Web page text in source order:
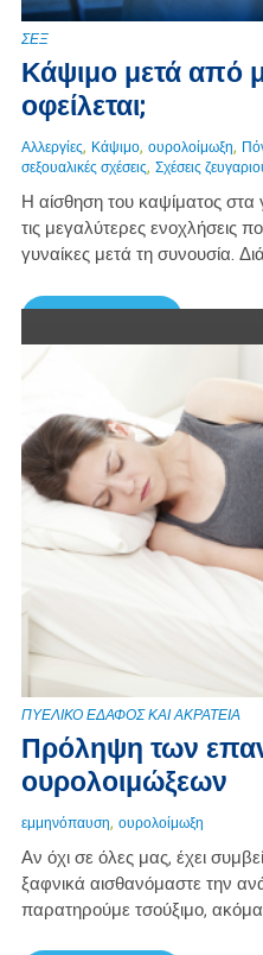
ΣΕΞ
Κάψιμο μετά από
οφείλεται;
Αλλεργίες, Κάψιμο, ουρολοίμωξη,
σεξουαλικές σχέσεις, Σχέσεις
Η αίσθηση του καψίματος στα
τις μεγαλύτερες ενοχλήσεις
γυναίκες μετά τη συνουσία.
ΠΥΕΛΙΚΟ ΕΔΑΦΟΣ ΚΑΙ ΑΚΡΑΤΕΙΑ
Πρόληψη των
ουρολοιμώξεων
εμμηνόπαυση, ουρολοίμωξη
Αν όχι σε όλες μας, έχει
ξαφνικά αισθανόμαστε την
παρατηρούμε τσούξιμο, ακόμα